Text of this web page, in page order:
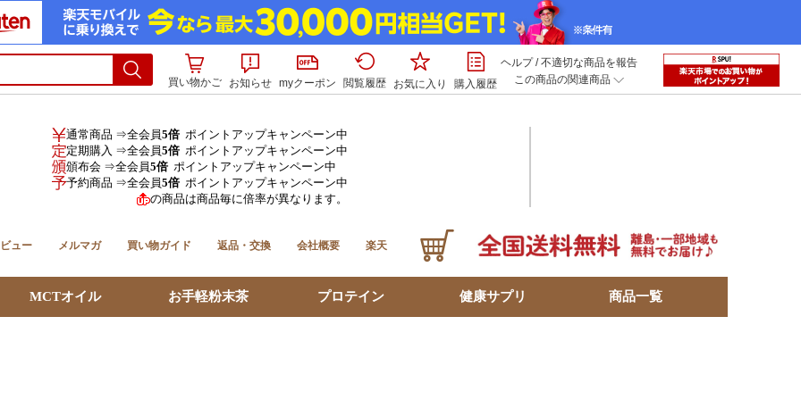
買い物かご お知らせ myクーポン 閲覧履歴 お気に入り 購入履歴
ヘルプ/不適切な商品を報告
この商品の関連商品
通常商品 ⇒全会員5倍ポイントアップキャンペーン中
定期購入 ⇒全会員5倍ポイントアップキャンペーン中
頒布会 ⇒全会員5倍ポイントアップキャンペーン中
予約商品 ⇒全会員5倍ポイントアップキャンペーン中
の商品は商品毎に倍率が異なります。